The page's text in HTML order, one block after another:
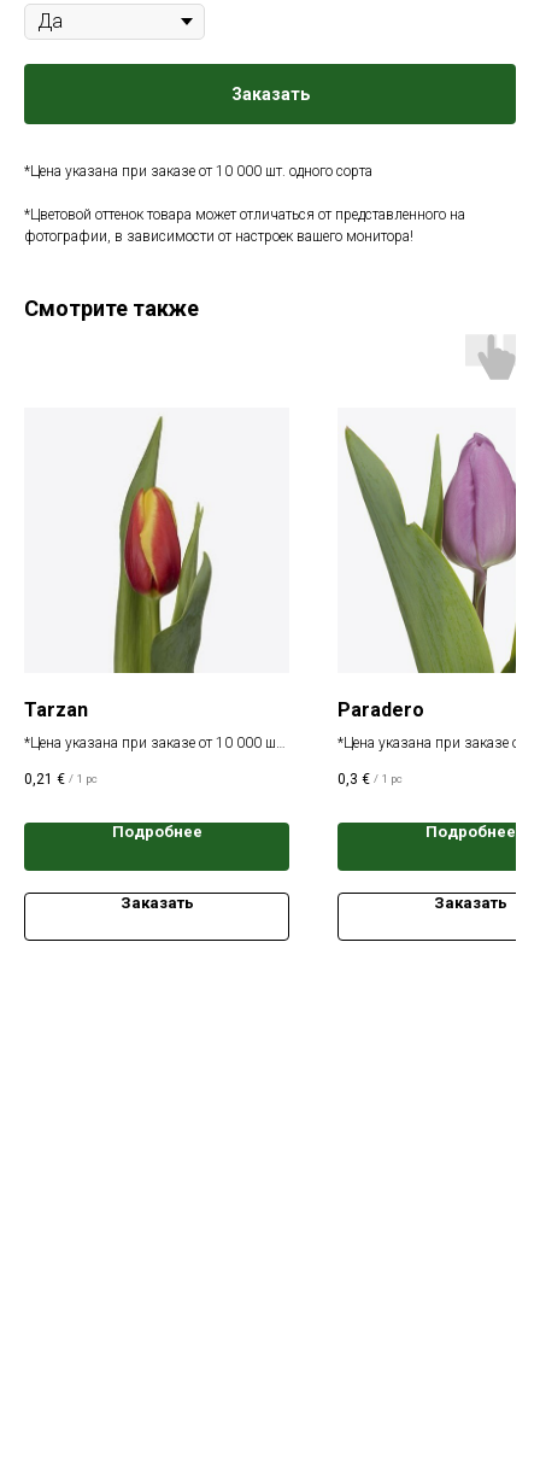
Заказать
*Цена указана при заказе от 10 000 шт. одного сорта
*Цветовой оттенок товара может отличаться от представленного на
фотографии, в зависимости от настроек вашего монитора!
Смотрите также
Tarzan
*Цена указана при заказе от 10 000 шт.
0,21 € / 1 pc
Подробнее
Заказать
Paradero
*Цена указана при заказе от
0,3 € / 1 pc
Подробнее
Заказать